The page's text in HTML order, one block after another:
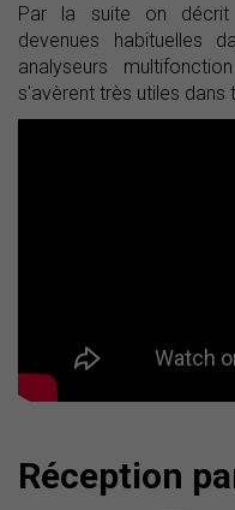
Par la suite on décrit
devenues habituelles
analyseurs
s'avèrent très utiles
Réception